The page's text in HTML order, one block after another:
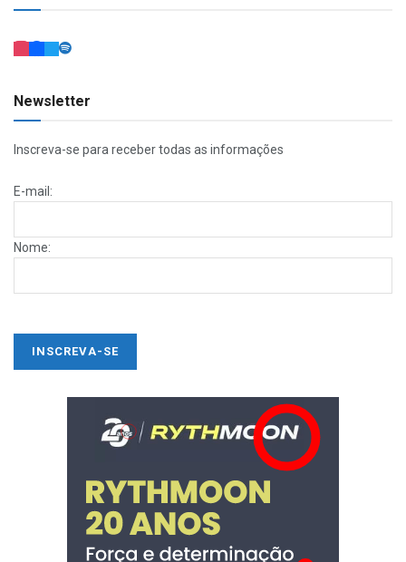
Newsletter
Inscreva-se para receber todas as informações
E-mail:
Nome: